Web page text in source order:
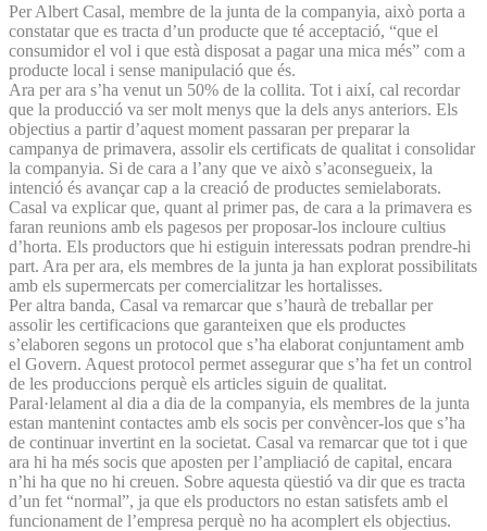
Per Albert Casal, membre de la junta de la companyia, això porta a
constatar que es tracta d’un producte que té acceptació, “que el
consumidor el vol i que està disposat a pagar una mica més” com a
producte local i sense manipulació que és.
Ara per ara s’ha venut un 50% de la collita. Tot i així, cal recordar
que la producció va ser molt menys que la dels anys anteriors. Els
objectius a partir d’aquest moment passaran per preparar la
campanya de primavera, assolir els certificats de qualitat i consolidar
la companyia. Si de cara a l’any que ve això s’aconsegueix, la
intenció és avançar cap a la creació de productes semielaborats.
Casal va explicar que, quant al primer pas, de cara a la primavera es
faran reunions amb els pagesos per proposar-los incloure cultius
d’horta. Els productors que hi estiguin interessats podran prendre-hi
part. Ara per ara, els membres de la junta ja han explorat possibilitats
amb els supermercats per comercialitzar les hortalisses.
Per altra banda, Casal va remarcar que s’haurà de treballar per
assolir les certificacions que garanteixen que els productes
s’elaboren segons un protocol que s’ha elaborat conjuntament amb
el Govern. Aquest protocol permet assegurar que s’ha fet un control
de les produccions perquè els articles siguin de qualitat.
Paral·lelament al dia a dia de la companyia, els membres de la junta
estan mantenint contactes amb els socis per convèncer-los que s’ha
de continuar invertint en la societat. Casal va remarcar que tot i que
ara hi ha més socis que aposten per l’ampliació de capital, encara
n’hi ha que no hi creuen. Sobre aquesta qüestió va dir que es tracta
d’un fet “normal”, ja que els productors no estan satisfets amb el
funcionament de l’empresa perquè no ha acomplert els objectius.